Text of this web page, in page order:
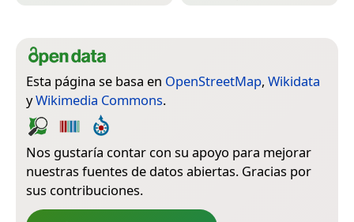
Esta página se basa en OpenStreetMap, Wikidata
yWikimedia Commons.
Nos gustaría contar con su apoyo para mejorar
nuestras fuentes de datos abiertas. Gracias por
sus contribuciones.